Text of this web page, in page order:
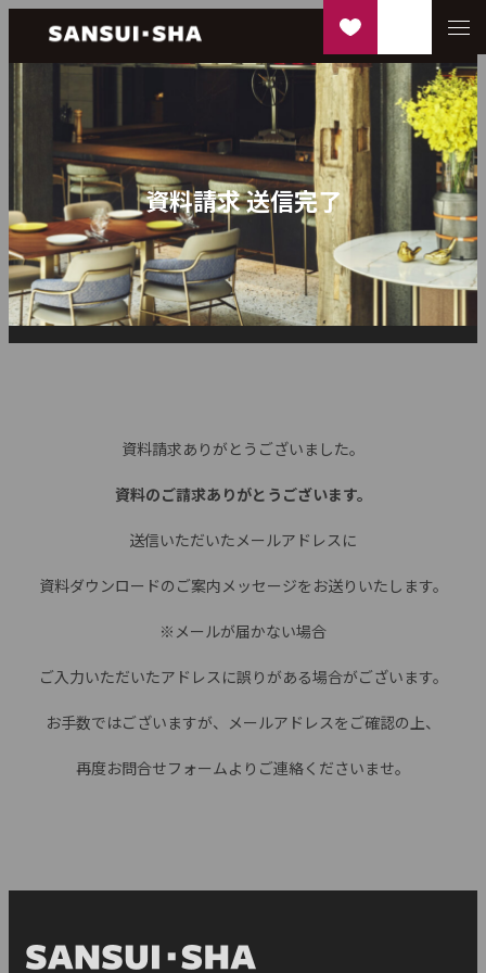
資料請求 送信完了
資料請求ありがとうございました。
資料のご請求ありがとうございます。
送信いただいたメールアドレスに
資料ダウンロードのご案内メッセージをお送りいたします。
※メールが届かない場合
ご入力いただいたアドレスに誤りがある場合がございます。
お手数ではございますが、メールアドレスをご確認の上、
再度お問合せフォームよりご連絡くださいませ。